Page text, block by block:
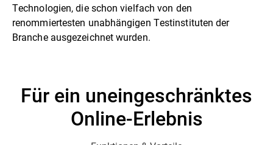
Technologien, die schon vielfach von den
renommiertesten unabhängigen Testinstituten der
Branche ausgezeichnet wurden.
Für ein uneingeschränktes
Online-Erlebnis